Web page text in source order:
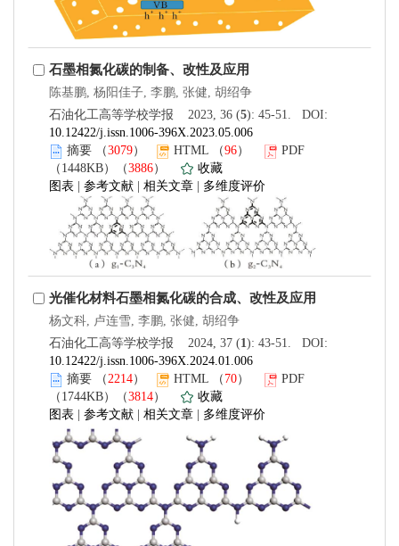
石墨相氮化碳的制备、改性及应用
陈基鹏, 杨阳佳子, 李鹏, 张健, 胡绍争
石油化工高等学校学报 2023, 36 (5): 45-51. DOI:
10.12422/j.issn.1006-396X.2023.05.006
摘要 （3079） HTML （96）
PDF
（1448KB）（3886）
收藏
图表
参考文献 相关文章 多维度评价
光催化材料石墨相氮化碳的合成、改性及应用
杨文科, 卢连雪, 李鹏, 张健, 胡绍争
石油化工高等学校学报 2024, 37 (1 ): 43-51. DOI:
10.12422/j.issn.1006-396X.2024.01.006
摘要 （ 2214） HTML （ 70）
PDF
（1744KB）（3814）
收藏
图表
参考文献 相关文章 多维度评价